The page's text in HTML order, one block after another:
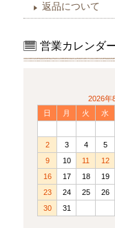
返品について
営業カレンダ
2026年
日
月 火 水
2
3 4 5
9
10 11 12
16
17 18 19
23
24 25 26
30
31